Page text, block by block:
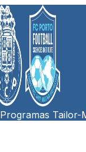
Programas Tailor-